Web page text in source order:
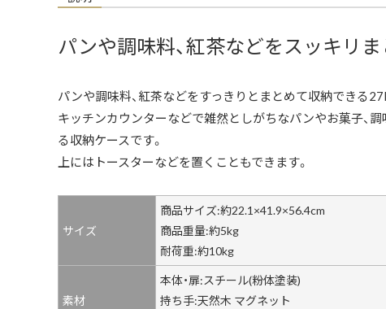
パンや調味料、紅茶などをスッキリ
パンや調味料、紅茶などをすっきりとまとめて収納できる
キッチンカウンターなどで雑然としがちなパンやお菓子、
る収納ケースです。
上にはトースターなどを置くこともできます。
サイズ
商品サイズ:約22.1×41.9×56.4cm
商品重量:約5kg
耐荷重:約10kg
素材
本体・扉:スチール(粉体塗装)
持ち手:天然木 マグネット